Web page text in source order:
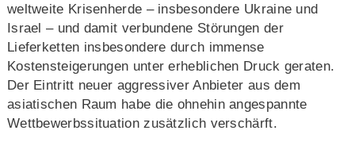
weltweite Krisenherde – insbesondere Ukraine und
Israel – und damit verbundene Störungen der
Lieferketten insbesondere durch immense
Kostensteigerungen unter erheblichen Druck geraten.
Der Eintritt neuer aggressiver Anbieter aus dem
asiatischen Raum habe die ohnehin angespannte
Wettbewerbssituation zusätzlich verschärft.